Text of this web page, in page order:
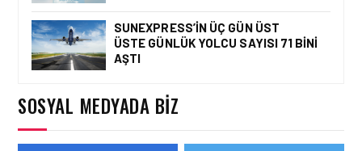
GÜNCEL HABERLER • 12 HAZ 2026
SUNEXPRESS’IN ÜÇ GÜN ÜST
ÜSTE GÜNLÜK YOLCU SAYISI 71 BINI
AŞTI
SOSYAL MEDYADA BIZ